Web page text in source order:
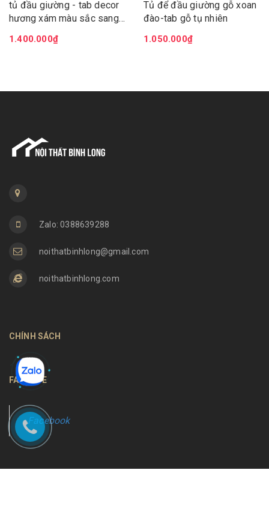
tủ đầu giường - tab decor
hương xám màu sắc sang
đep cho căn phòng
1.400.000₫
Tủ để đầu giường gỗ xoan
đào-tab gỗ tụ nhiên
1.050.000₫
Zalo: 0388639288
noithatbinhlong@gmail.com
noithatbinhlong.com
CHÍNH SÁCH
FANPAGE
Facebook